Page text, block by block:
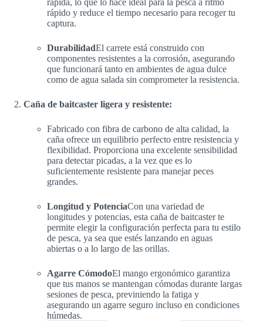
rápida, lo que lo hace ideal para la pesca a ritmo
rápido y reduce el tiempo necesario para recoger tu
captura.
DurabilidadEl carrete está construido con
componentes resistentes a la corrosión, asegurando
que funcionará tanto en ambientes de agua dulce
como de agua salada sin comprometer la resistencia.
Caña de baitcaster ligera y resistente:
Fabricado con fibra de carbono de alta calidad, la
caña ofrece un equilibrio perfecto entre resistencia y
flexibilidad. Proporciona una excelente sensibilidad
para detectar picadas, a la vez que es lo
suficientemente resistente para manejar peces
grandes.
Longitud y PotenciaCon una variedad de
longitudes y potencias, esta caña de baitcaster te
permite elegir la configuración perfecta para tu estilo
de pesca, ya sea que estés lanzando en aguas
abiertas o a lo largo de las orillas.
Agarre CómodoEl mango ergonómico garantiza
que tus manos se mantengan cómodas durante largas
sesiones de pesca, previniendo la fatiga y
asegurando un agarre seguro incluso en condiciones
húmedas.